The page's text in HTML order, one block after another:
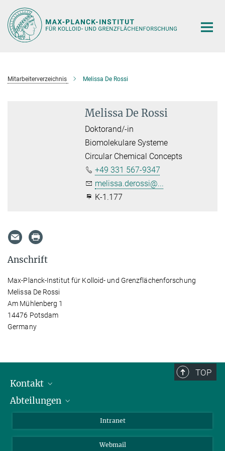
Hauptinhalt
Mitarbeiterverzeichnis Melissa De Rossi
Melissa De Rossi
Doktorand/-in
Biomolekulare Systeme
Circular Chemical Concepts
+49 331 567-9347
melissa.derossi@...
K-1.177
Anschrift
Max-Planck-Institut für Kolloid- und Grenzflächenforschung
Melissa De Rossi
Am Mühlenberg 1
14476 Potsdam
Germany
TOP
Kontakt
Mitarbeiterverzeichnis
Abteilungen
Intranet
Webmail